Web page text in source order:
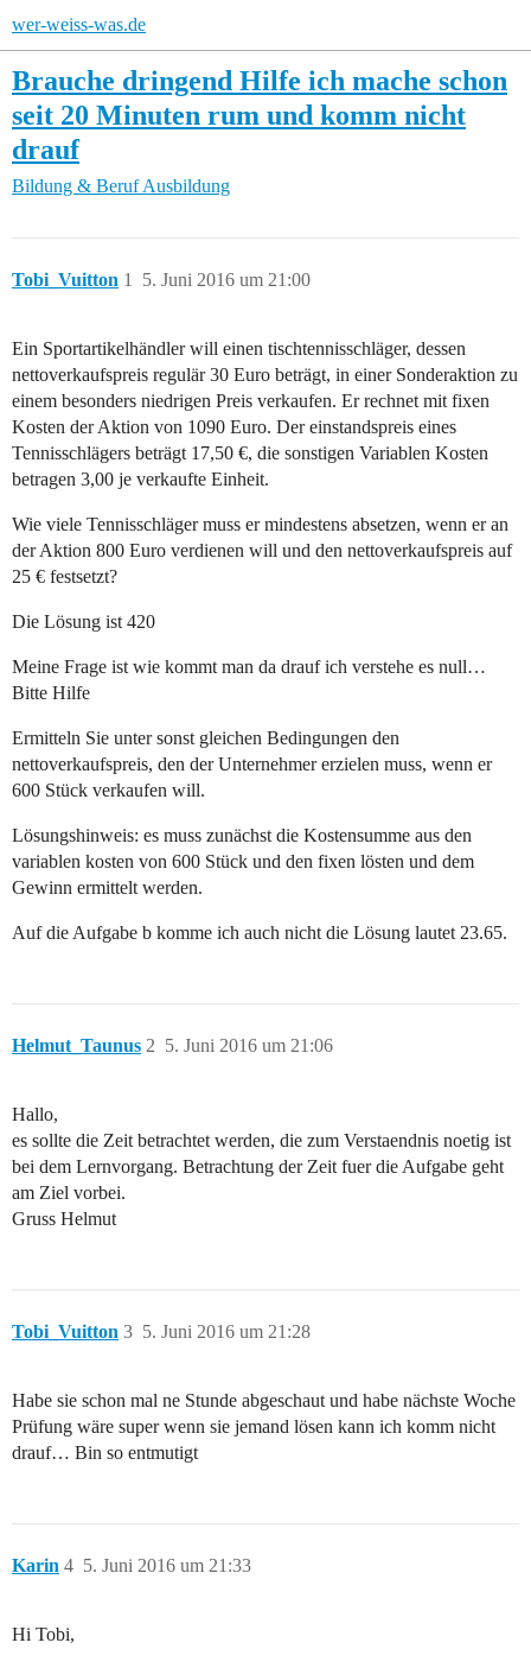
wer-weiss-was.de
Brauche dringend Hilfe ich mache schon
seit 20 Minuten rum und komm nicht
drauf
Bildung & Beruf Ausbildung
Tobi_Vuitton 5. Juni 2016 um 21:00
1
Ein Sportartikelhändler will einen tischtennisschläger, dessen
nettoverkaufspreis regulär 30 Euro beträgt, in einer Sonderaktion zu
einem besonders niedrigen Preis verkaufen. Er rechnet mit fixen
Kosten der Aktion von 1090 Euro. Der einstandspreis eines
Tennisschlägers beträgt 17,50 €, die sonstigen Variablen Kosten
betragen 3,00 je verkaufte Einheit.
Wie viele Tennisschläger muss er mindestens absetzen, wenn er an
der Aktion 800 Euro verdienen will und den nettoverkaufspreis auf
25 € festsetzt?
Die Lösung ist 420
Meine Frage ist wie kommt man da drauf ich verstehe es null…
Bitte Hilfe
Ermitteln Sie unter sonst gleichen Bedingungen den
nettoverkaufspreis, den der Unternehmer erzielen muss, wenn er
600 Stück verkaufen will.
Lösungshinweis: es muss zunächst die Kostensumme aus den
variablen kosten von 600 Stück und den fixen lösten und dem
Gewinn ermittelt werden.
Auf die Aufgabe b komme ich auch nicht die Lösung lautet 23.65.
Helmut_Taunus 5. Juni 2016 um 21:06
2
Hallo,
es sollte die Zeit betrachtet werden, die zum Verstaendnis noetig ist
bei dem Lernvorgang. Betrachtung der Zeit fuer die Aufgabe geht
am Ziel vorbei.
Gruss Helmut
Tobi_Vuitton 5. Juni 2016 um 21:28
3
Habe sie schon mal ne Stunde abgeschaut und habe nächste Woche
Prüfung wäre super wenn sie jemand lösen kann ich komm nicht
drauf… Bin so entmutigt
Karin 5. Juni 2016 um 21:33
4
Hi Tobi,